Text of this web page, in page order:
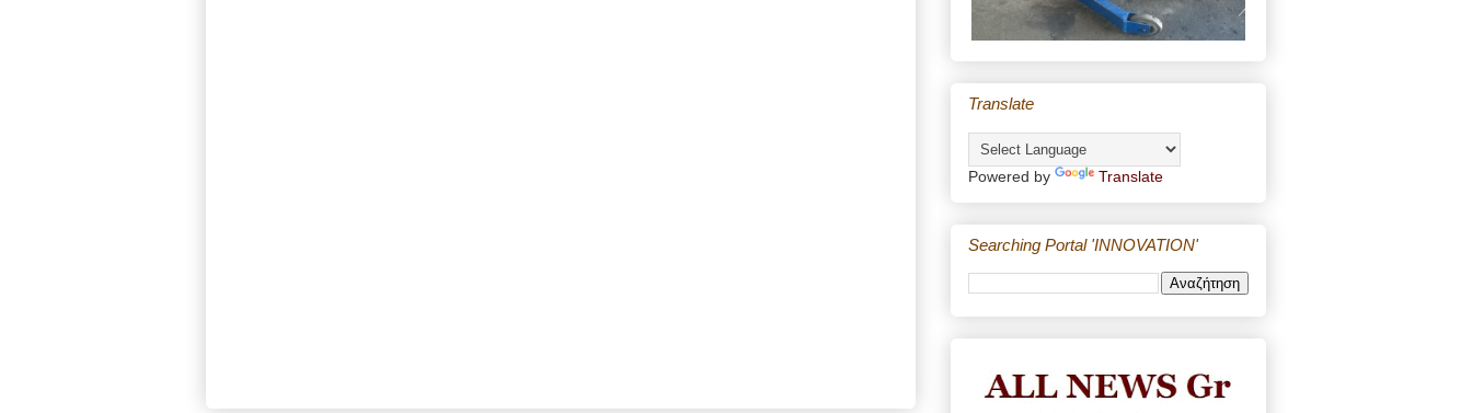
Translate
Powered by Translate
Searching Portal 'INNOVATION'